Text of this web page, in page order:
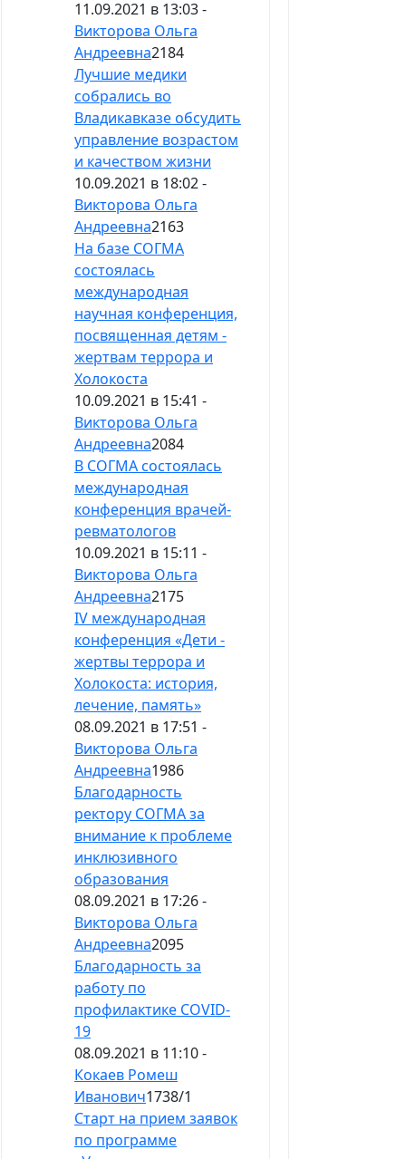
11.09.2021 в 13:03 -
Викторова Ольга
Андреевна2184
Лучшие медики
собрались во
Владикавказе обсудить
управление возрастом
и качеством жизни
10.09.2021 в 18:02 -
Викторова Ольга
Андреевна2163
На базе СОГМА
состоялась
международная
научная конференция,
посвященная детям -
жертвам террора и
Холокоста
10.09.2021 в 15:41 -
Викторова Ольга
Андреевна2084
В СОГМА состоялась
международная
конференция врачей-
ревматологов
10.09.2021 в 15:11 -
Викторова Ольга
Андреевна2175
IV международная
конференция «Дети -
жертвы террора и
Холокоста: история,
лечение, память»
08.09.2021 в 17:51 -
Викторова Ольга
Андреевна1986
Благодарность
ректору СОГМА за
внимание к проблеме
инклюзивного
образования
08.09.2021 в 17:26 -
Викторова Ольга
Андреевна2095
Благодарность за
работу по
профилактике COVID-
19
08.09.2021 в 11:10 -
Кокаев Ромеш
Иванович1738/1
Старт на прием заявок
по программе